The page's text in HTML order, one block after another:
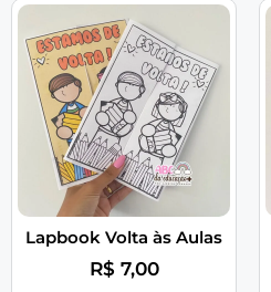
Lapbook Volta às Aulas
R$ 7,00